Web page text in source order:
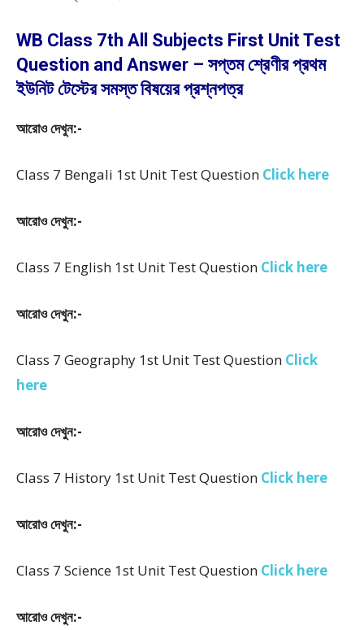
WB Class 7th All Subjects First Unit Test
Question and Answer – সপ্তম শ্রেণীর প্রথম
ইউনিট টেস্টের সমস্ত বিষয়ের প্রশ্নপত্র
আরোও দেখুন:-
Class 7 Bengali 1st Unit Test Question Click here
আরোও দেখুন:-
Class 7 English 1st Unit Test Question Click here
আরোও দেখুন:-
Class 7 Geography 1st Unit Test Question Click
here
আরোও দেখুন:-
Class 7 History 1st Unit Test Question Click here
আরোও দেখুন:-
Class 7 Science 1st Unit Test Question Click here
আরোও দেখুন:-